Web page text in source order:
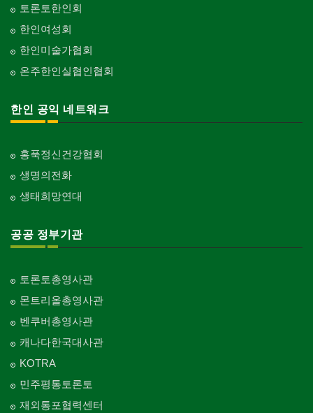
토론토한인회
한인여성회
한인미술가협회
온주한인실협인협회
한인 공익 네트워크
홍푹정신건강협회
생명의전화
생태희망연대
공공 정부기관
토론토총영사관
몬트리올총영사관
벤쿠버총영사관
캐나다한국대사관
KOTRA
민주평통토론토
재외통포협력센터